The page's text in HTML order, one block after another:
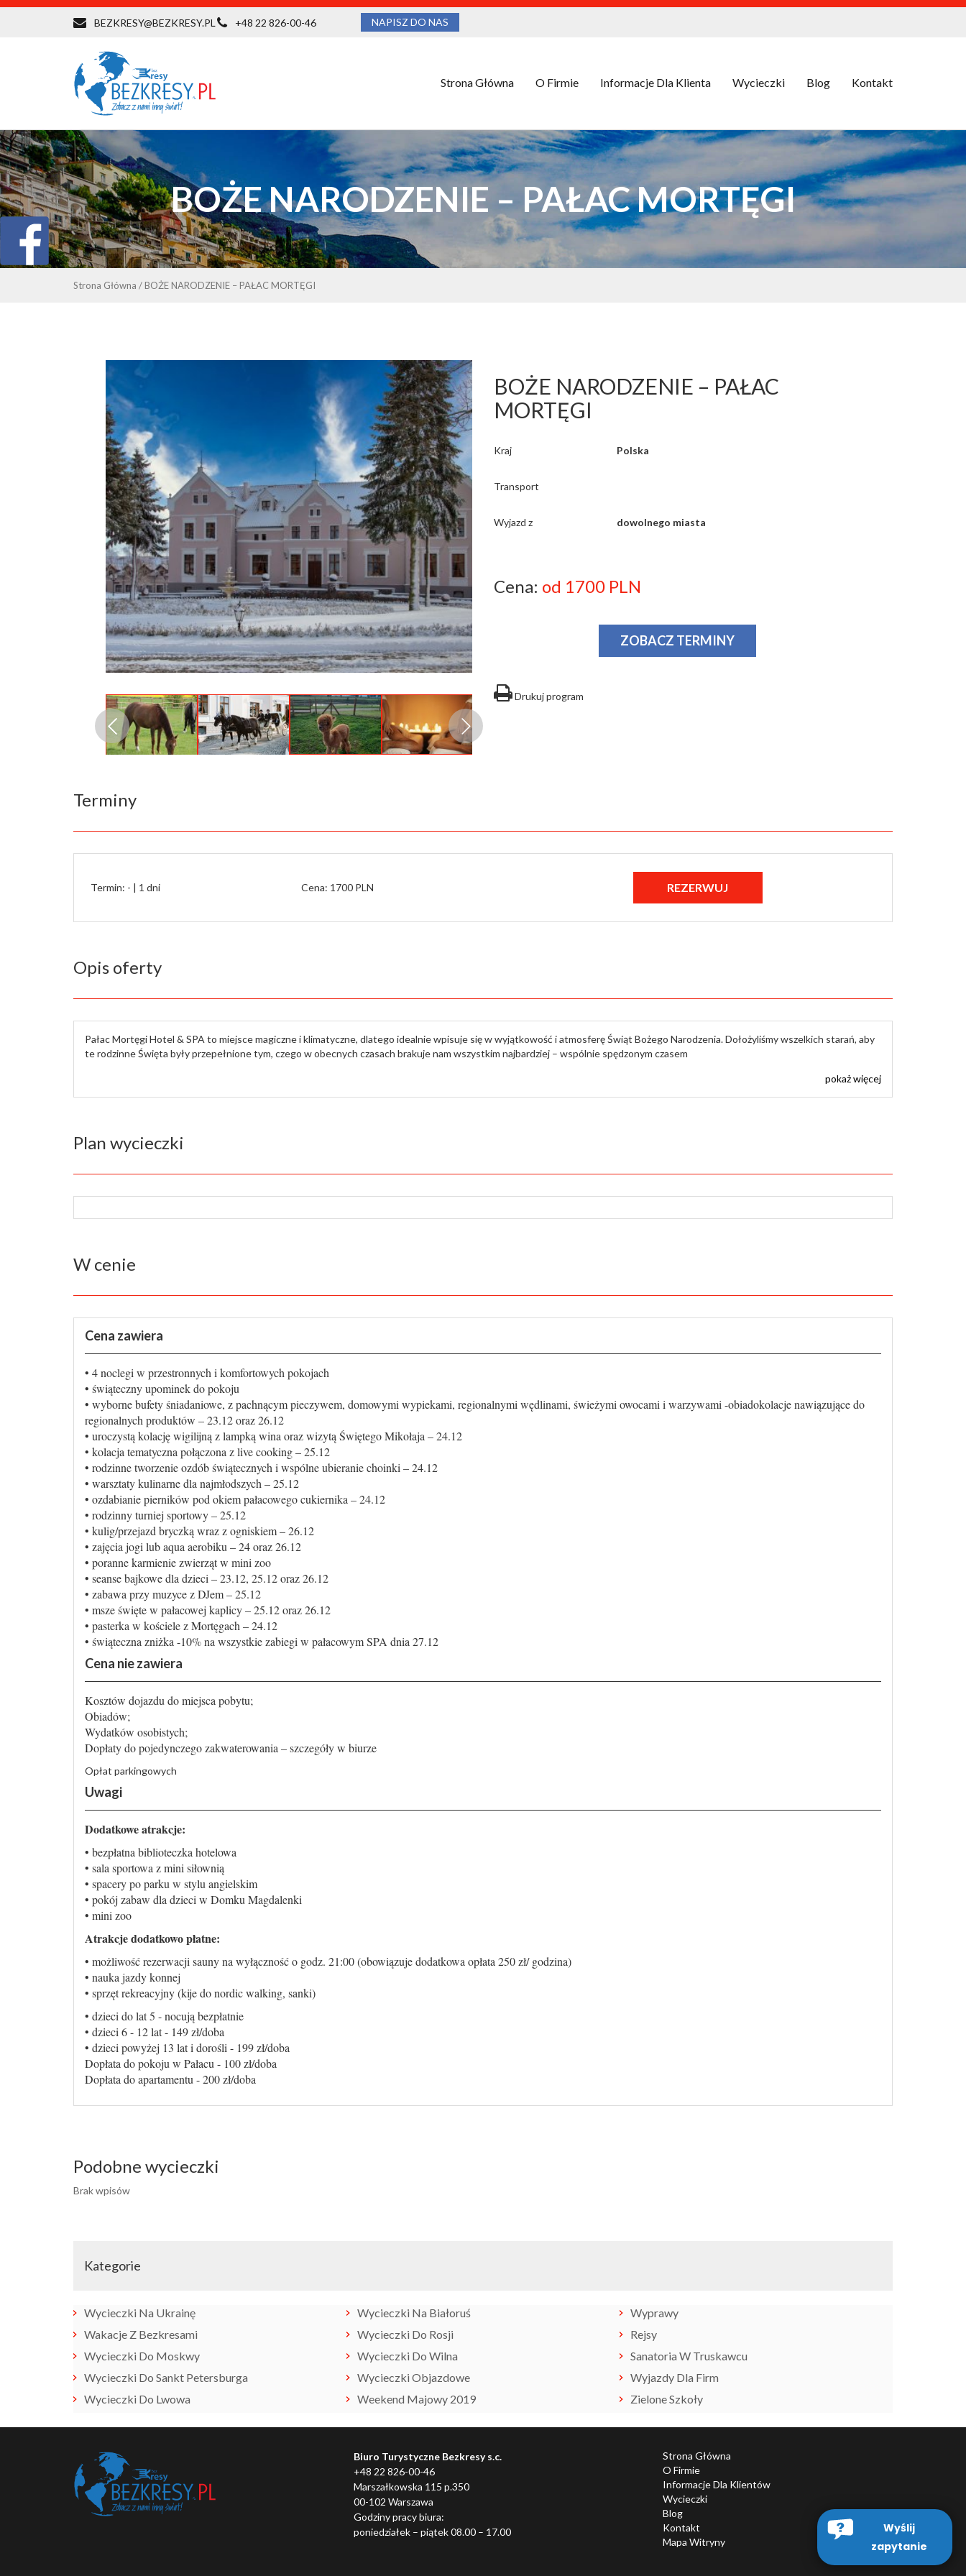
BEZKRESY@BEZKRESY.PL +48 22 826-00-46 NAPISZ DO NAS
Strona Główna O Firmie Informacje Dla Klienta Wycieczki Blog Kontakt
BOŻE NARODZENIE – PAŁAC MORTĘGI
Strona Główna / BOŻE NARODZENIE – PAŁAC MORTĘGI
BOŻE NARODZENIE – PAŁAC
MORTĘGI
Kraj Polska
Transport
Wyjazd z dowolnego miasta
Cena: od 1700 PLN
ZOBACZ TERMINY
Drukuj program
Terminy
Termin: - | 1 dni Cena: 1700 PLN
Opis oferty
Pałac Mortęgi Hotel & SPA to miejsce magiczne i klimatyczne, dlatego idealnie wpisuje się w wyjątkowość i atmosferę Świąt Bożego Narodzenia. Dołożyliśmy wszelkich starań, aby
te rodzinne Święta były przepełnione tym, czego w obecnych czasach brakuje nam wszystkim najbardziej – wspólnie spędzonym czasem
pokaż więcej
Plan wycieczki
W cenie
Cena zawiera
• 4 noclegi w przestronnych i komfortowych pokojach
• świąteczny upominek do pokoju
• wyborne bufety śniadaniowe, z pachnącym pieczywem, domowymi wypiekami, regionalnymi wędlinami, świeżymi owocami i warzywami -obiadokolacje nawiązujące do
regionalnych produktów – 23.12 oraz 26.12
• uroczystą kolację wigilijną z lampką wina oraz wizytą Świętego Mikołaja – 24.12
• kolacja tematyczna połączona z live cooking – 25.12
• rodzinne tworzenie ozdób świątecznych i wspólne ubieranie choinki – 24.12
• warsztaty kulinarne dla najmłodszych – 25.12
• ozdabianie pierników pod okiem pałacowego cukiernika – 24.12
• rodzinny turniej sportowy – 25.12
• kulig/przejazd bryczką wraz z ogniskiem – 26.12
• zajęcia jogi lub aqua aerobiku – 24 oraz 26.12
• poranne karmienie zwierząt w mini zoo
• seanse bajkowe dla dzieci – 23.12, 25.12 oraz 26.12
• zabawa przy muzyce z DJem – 25.12
• msze święte w pałacowej kaplicy – 25.12 oraz 26.12
• pasterka w kościele z Mortęgach – 24.12
• świąteczna zniżka -10% na wszystkie zabiegi w pałacowym SPA dnia 27.12
Cena nie zawiera
Kosztów dojazdu do miejsca pobytu;
Obiadów;
Wydatków osobistych;
Dopłaty do pojedynczego zakwaterowania – szczegóły w biurze
Opłat parkingowych
Uwagi
Dodatkowe atrakcje:
• bezpłatna biblioteczka hotelowa
• sala sportowa z mini siłownią
• spacery po parku w stylu angielskim
• pokój zabaw dla dzieci w Domku Magdalenki
• mini zoo
Atrakcje dodatkowo płatne:
• możliwość rezerwacji sauny na wyłączność o godz. 21:00 (obowiązuje dodatkowa opłata 250 zł/ godzina)
• nauka jazdy konnej
• sprzęt rekreacyjny (kije do nordic walking, sanki)
• dzieci do lat 5 - nocują bezpłatnie
• dzieci 6 - 12 lat - 149 zł/doba
• dzieci powyżej 13 lat i dorośli - 199 zł/doba
Dopłata do pokoju w Pałacu - 100 zł/doba
Dopłata do apartamentu - 200 zł/doba
Podobne wycieczki
Brak wpisów
Kategorie
Wycieczki Na Ukrainę
Wakacje Z Bezkresami
Wycieczki Do Moskwy
Wycieczki Do Sankt Petersburga
Wycieczki Do Lwowa
Wycieczki Na Białoruś
Wycieczki Do Rosji
Wycieczki Do Wilna
Wycieczki Objazdowe
Weekend Majowy 2019
Wyprawy
Rejsy
Sanatoria W Truskawcu
Wyjazdy Dla Firm
Zielone Szkoły
Biuro Turystyczne Bezkresy s.c.
+48 22 826-00-46
Marszałkowska 115 p.350
00-102 Warszawa
Godziny pracy biura:
poniedziałek – piątek 08.00 – 17.00
Strona Główna
O Firmie
Informacje Dla Klientów
Wycieczki
Blog
Kontakt
Mapa Witryny
Wyślij
zapytanie